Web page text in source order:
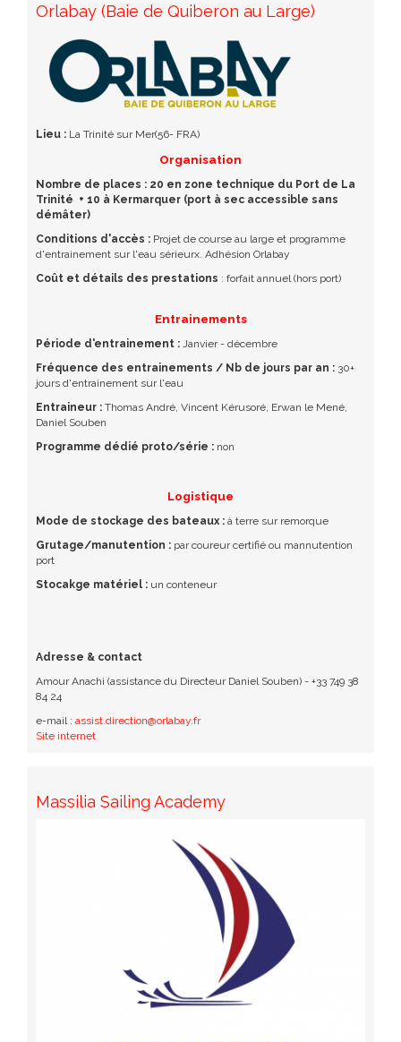
Orlabay (Baie de Quiberon au Large)
Lieu : La Trinité sur Mer(56- FRA)
Organisation
Nombre de places : 20 en zone technique du Port de La
Trinité + 10 à Kermarquer (port à sec accessible sans
démâter)
Conditions d'accès : Projet de course au large et programme
d'entrainement sur l'eau sérieurx. Adhésion Orlabay
Coût et détails des prestations : forfait annuel (hors port)
Entrainements
Période d'entrainement : Janvier - décembre
Fréquence des entrainements / Nb de jours par an : 30+
jours d'entrainement sur l'eau
Entraineur : Thomas André, Vincent Kérusoré, Erwan le Mené,
Daniel Souben
Programme dédié proto/série : non
Logistique
Mode de stockage des bateaux : à terre sur remorque
Grutage/manutention : par coureur certifié ou mannutention
port
Stocakge matériel : un conteneur
Adresse & contact
Amour Anachi (assistance du Directeur Daniel Souben) - +33 749 38
84 24
e-mail : assist.direction@orlabay.fr
Site internet
Massilia Sailing Academy